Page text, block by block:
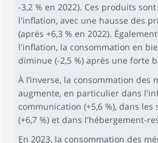
-3,2 % en 2022). Ces produits
l'inflation, avec une hausse des
(après +6,3 % en 2022).
l'inflation, la consommation en
diminue (-2,5 %) après une forte
À l’inverse, la consommation des
augmente, en particulier dans
communication (+5,6 %), dans
(+6,7 %) et dans l'hébergement-
En 2023, la consommation des